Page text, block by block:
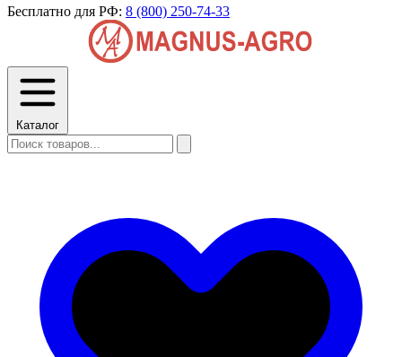
Бесплатно для РФ: 8 (800) 250-74-33
Каталог